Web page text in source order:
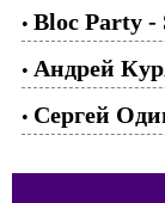
• Bloc Party -
• Андрей
• Сергей